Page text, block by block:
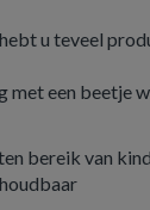
u teveel
met een beetje
bereik van